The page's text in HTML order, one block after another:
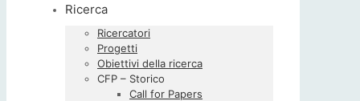
Ricerca
Ricercatori
Progetti
Obiettivi della ricerca
CFP – Storico
Call for Papers